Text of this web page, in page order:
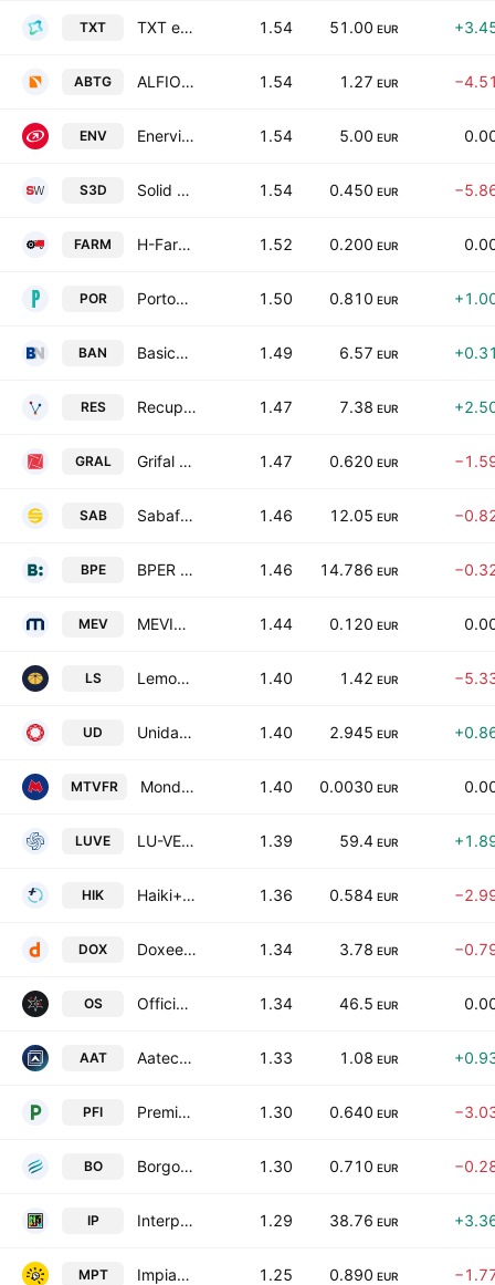
TXT TXT e-solutions S.p.A. 1.54 51.00 EUR
ABTG ALFIO BARDOLLA Training Group S.P.A. 1.54 1.27 EUR
ENV Enervit S.p.A. 1.54 5.00 EUR
S3D Solid World Group S.p.A. 1.54 0.450 EUR
FARM H-Farm SpA 1.52 0.200 EUR
POR Portobello S.p.A. 1.50 0.810 EUR
BAN BasicNet S.p.A. 1.49 6.57 EUR
RES Recupero Etico Sostenibile S.p.A 1.47 7.38 EUR
GRAL Grifal SpA 1.47 0.620 EUR
SAB Sabaf S.p.A. 1.46 12.05 EUR
BPE BPER Banca S.p.A. 1.46 14.786 EUR
MEV MEVIM Spa 1.44 0.120 EUR
LS Lemon Sistemi S.P.A. 1.40 1.42 EUR
UD Unidata S.P.A. 1.40 2.945 EUR
MTVFR Mondo TV France SA 1.40 0.0030 EUR
LUVE LU-VE S.p.A. 1.39 59.4 EUR
HIK Haiki+ S.P.A. 1.36 0.584 EUR
DOX Doxee S.p.A. 1.34 3.78 EUR
OS Officina Stellare S.p.A. 1.34 46.5 EUR
AAT Aatech S.P.A. Societa' Benefit 1.33 1.08 EUR
PFI Premia Finance S.p.A. 1.30 0.640 EUR
BO Borgosesia S.p.A. 1.30 0.710 EUR
IP Interpump Group S.p.A. 1.29 38.76 EUR
MPT Impianti S.P.A 1.25 0.890 EUR